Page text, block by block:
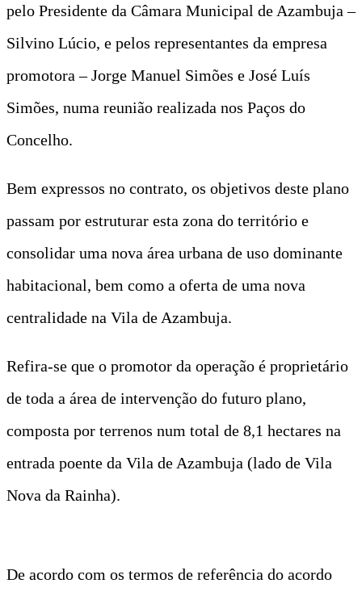
pelo Presidente da Câmara Municipal de Azambuja –
Silvino Lúcio, e pelos representantes da empresa
promotora – Jorge Manuel Simões e José Luís
Simões, numa reunião realizada nos Paços do
Concelho.
Bem expressos no contrato, os objetivos deste plano
passam por estruturar esta zona do território e
consolidar uma nova área urbana de uso dominante
habitacional, bem como a oferta de uma nova
centralidade na Vila de Azambuja.
Refira-se que o promotor da operação é proprietário
de toda a área de intervenção do futuro plano,
composta por terrenos num total de 8,1 hectares na
entrada poente da Vila de Azambuja (lado de Vila
Nova da Rainha).
De acordo com os termos de referência do acordo